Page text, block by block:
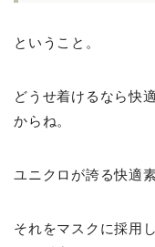
ということ。
どうせ着けるなら快
からね。
ユニクロが誇る快適
それをマスクに採用